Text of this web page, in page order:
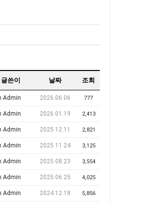
글쓴이 날짜 조회
Admin 2026.06.06 777
Admin 2026.01.19 2,413
Admin 2025.12.11 2,821
Admin 2025.11.24 3,125
Admin 2025.08.23 3,554
Admin 2025.06.25 4,025
Admin 2024.12.18 5,856